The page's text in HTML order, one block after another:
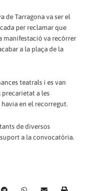
de Tarragona va ser el
per reclamar que
manifestació va recòrrer
a la plaça de la
teatrals i es van
a les
en el recorregut.
de diversos
a la convocatòria.